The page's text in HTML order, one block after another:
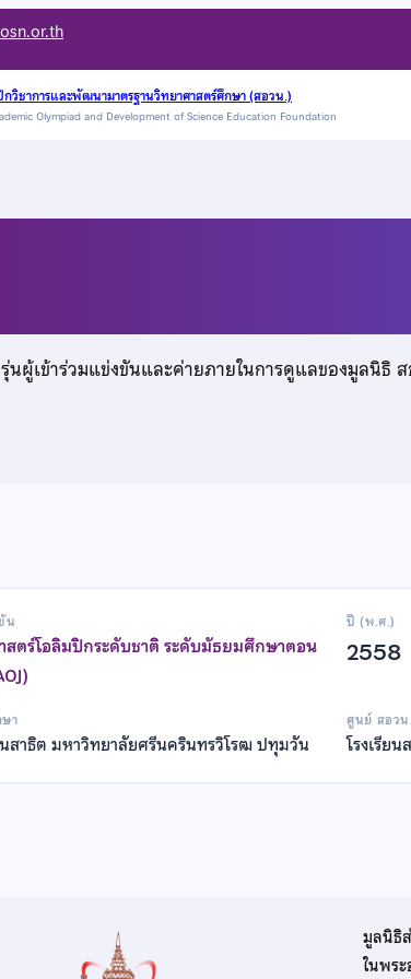
วิชาการและพัฒนามาตรฐานวิทยาศาสตร์ศึกษา (สอวน.)
Olympiad and Development of Science Education Foundation
นผู้เข้าร่วมแข่งขันและค่ายภายในการดูแลของมูลนิธิ
น
สตร์โอลิมปิกระดับชาติ ระดับมัธยมศึกษาตอน
ปี (พ.ศ.)
2558
า
นสาธิต มหาวิทยาลัยศรีนครินทรวิโรฒ ปทุมวัน
ศูนย์ สอว
โรงเรีย
มูลนิธิ
ในพร